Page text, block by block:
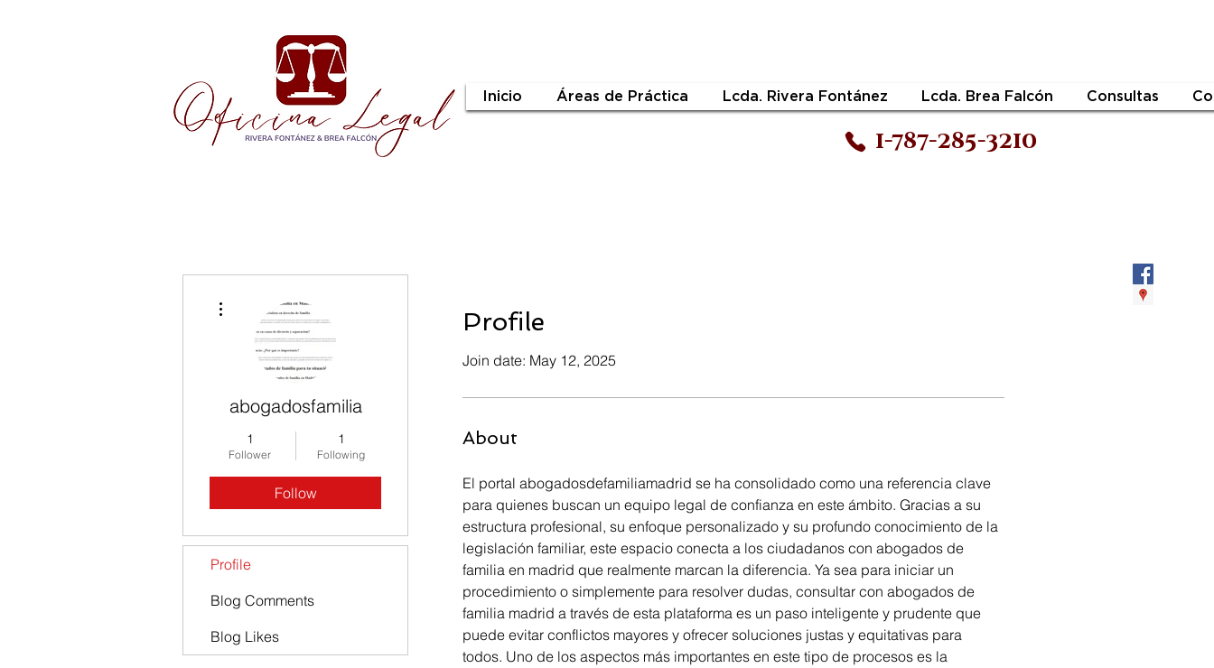
Inicio Áreas de Práctica Lcda. Rivera Fontánez Lcda. Brea Falcón Consultas
1-787-285-3210
Profile
Join date: May 12, 2025
About
El portal abogadosdefamiliamadrid se ha consolidado como una referencia clave
para quienes buscan un equipo legal de confianza en este ámbito. Gracias a su
estructura profesional, su enfoque personalizado y su profundo conocimiento de la
legislación familiar, este espacio conecta a los ciudadanos con abogados de
familia en madrid que realmente marcan la diferencia. Ya sea para iniciar un
procedimiento o simplemente para resolver dudas, consultar con abogados de
familia madrid a través de esta plataforma es un paso inteligente y prudente que
puede evitar conflictos mayores y ofrecer soluciones justas y equitativas para
todos. Uno de los aspectos más importantes en este tipo de procesos es la
abogadosfamilia
1
Follower
1
Following
Follow
Profile
Blog Comments
Blog Likes